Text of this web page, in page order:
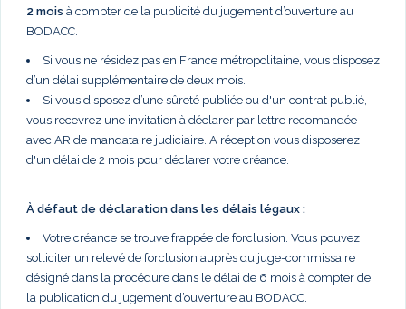
2 mois à compter de la publicité du jugement d’ouverture au
BODACC.
Si vous ne résidez pas en France métropolitaine, vous disposez
d’un délai supplémentaire de deux mois.
Si vous disposez d’une sûreté publiée ou d'un contrat publié,
vous recevrez une invitation à déclarer par lettre recomandée
avec AR de mandataire judiciaire. A réception vous disposerez
d'un délai de 2 mois pour déclarer votre créance.
À défaut de déclaration dans les délais légaux :
Votre créance se trouve frappée de forclusion. Vous pouvez
solliciter un relevé de forclusion auprès du juge-commissaire
désigné dans la procédure dans le délai de 6 mois à compter de
la publication du jugement d’ouverture au BODACC.